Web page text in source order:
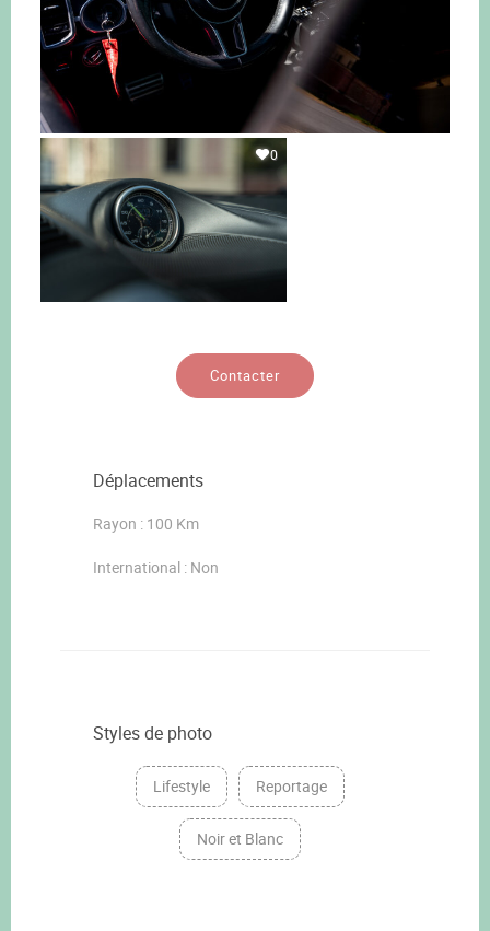
0
Contacter
Déplacements
Rayon : 100 Km
International : Non
Styles de photo
Lifestyle Reportage
Noir et Blanc